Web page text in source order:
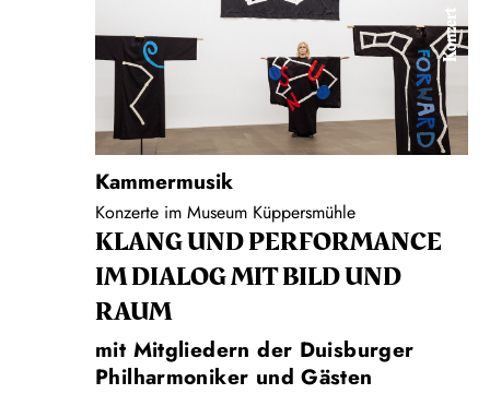
Konzert
Kammermusik
Konzerte im Museum Küppersmühle
KLANG UND PERFORMANCE
IM DIALOG MIT BILD UND
RAUM
mit Mitgliedern der Duisburger
Philharmoniker und Gästen